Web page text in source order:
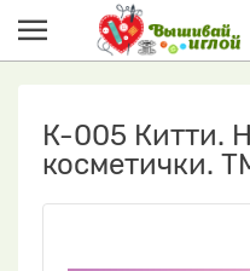
К-005 Китти.
косметички.